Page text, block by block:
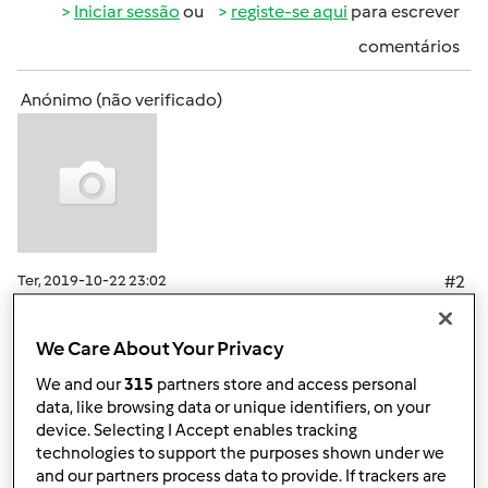
Iniciar sessão ou registe-se aqui para escrever
comentários
Anónimo (não verificado)
Ter, 2019-10-22 23:02
#2
O último modelo é um grande investimento e, como tal,
só poderei adquirir nestas condições.
O que terei de fazer?
Obrigada
We Care About Your Privacy
We and our315 partners store and access personal
data, like browsing data or unique identifiers, on your
device. Selecting I Accept enables tracking
technologies to support the purposes shown under we
and our partners process data to provide. If trackers are